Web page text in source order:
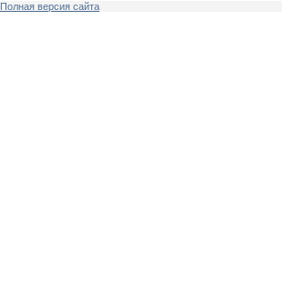
Полная версия сайта